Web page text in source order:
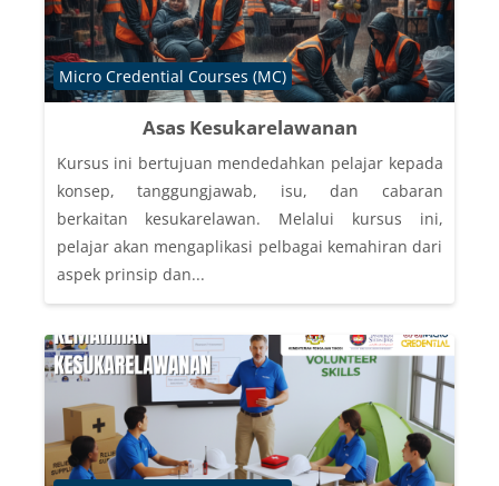
Asas Kesukarelawanan
Course category
Micro Credential Courses (MC)
Kursus ini bertujuan mendedahkan pelajar kepada
konsep, tanggungjawab, isu, dan cabaran
berkaitan kesukarelawan. Melalui kursus ini,
pelajar akan mengaplikasi pelbagai kemahiran dari
aspek prinsip dan...